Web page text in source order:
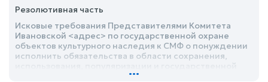
Резолютивная часть
Исковые требования Представителями Комитета
Ивановской <адрес> по государственной охране
объектов культурного наследия к СМФ о понуждении
исполнить обязательства в области сохранения,
охраны объектов культурного наследия в натуре,
...